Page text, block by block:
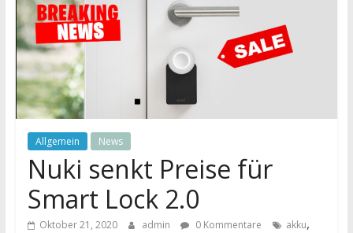
Allgemein News
Nuki senkt Preise für
Smart Lock 2.0
Oktober 21, 2020 admin 0 Kommentare akku,